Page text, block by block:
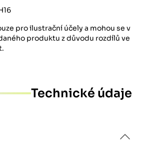
pro ilustrační účely a mohou se v
produktu z důvodu rozdílů ve
Technické údaje